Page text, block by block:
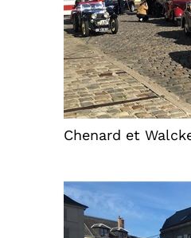
Chenard et